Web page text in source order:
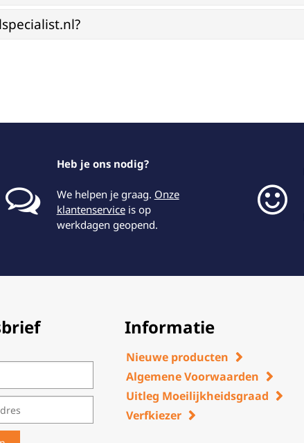
Heb je ons nodig?
We helpen je graag. Onze
klantenserviceis op
werkdagen geopend.
Informatie
Nieuwe producten
Algemene Voorwaarden
Uitleg Moeilijkheidsgraad
Verfkiezer